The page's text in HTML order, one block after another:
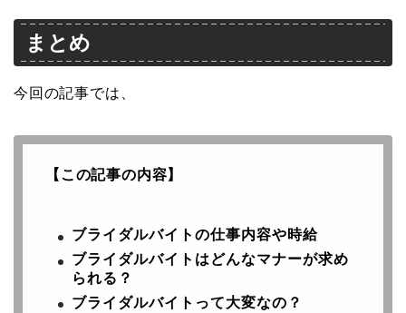
まとめ
今回の記事では、
【この記事の内容】
ブライダルバイトの仕事内容や時給
ブライダルバイトはどんなマナーが求め
られる？
ブライダルバイトって大変なの？